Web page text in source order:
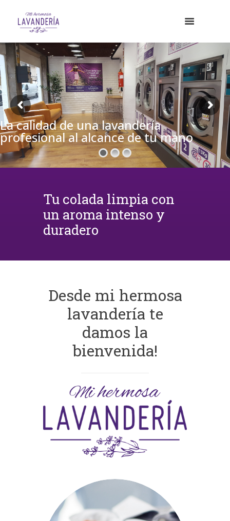
La calidad de una lavandería
profesional al alcance de tu mano
Tu colada limpia con
un aroma intenso y
duradero
Desde mi hermosa
lavandería te
damos la
bienvenida!